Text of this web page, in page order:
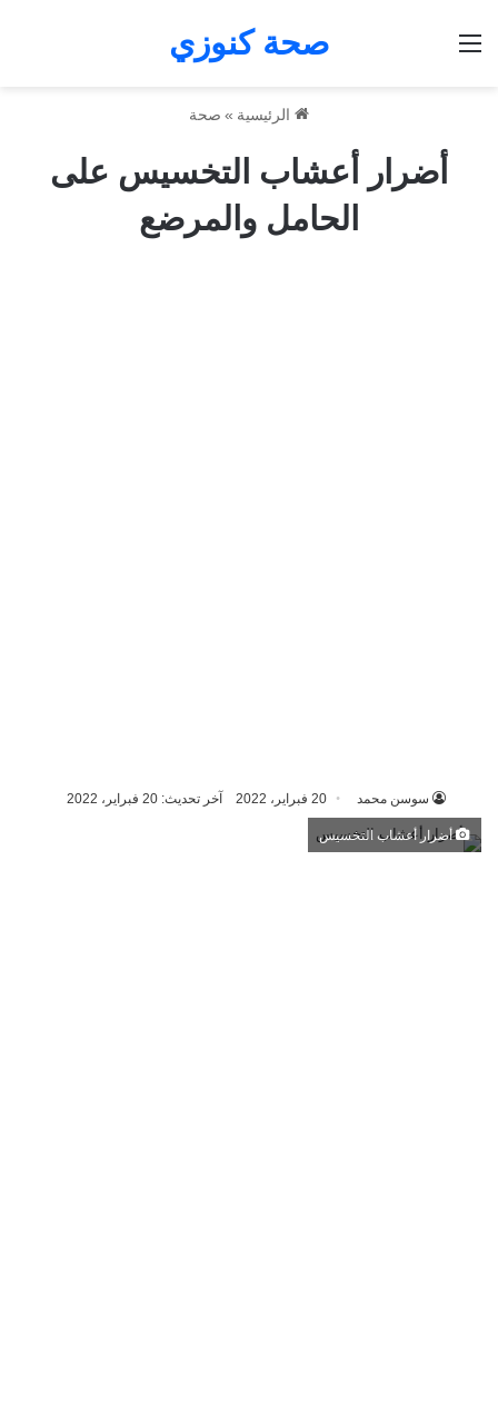
صحة كنوزي
الرئيسية » صحة
أضرار أعشاب التخسيس على
الحامل والمرضع
سوسن محمد 20 فبراير، 2022 آخر تحديث: 20 فبراير، 2022
أضرار أعشاب التخسيس